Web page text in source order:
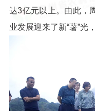
达3亿元以上。由此，
业发展迎来了新“薯”光